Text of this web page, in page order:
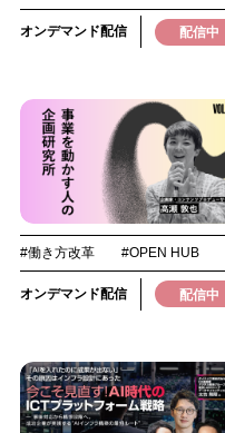
オンデマンド配信 配信中
#働き方改革 #OPEN HUB
オンデマンド配信 配信中